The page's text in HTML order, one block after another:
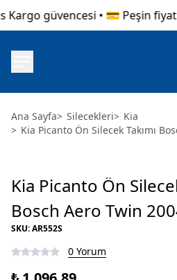
güvencesi • 💳 Peşin
Ana Sayfa> Silecekleri> Kia
> Kia Picanto Ön Silecek Takımı
Kia Picanto Ön
Bosch Aero Twin
SKU:AR552S
0 Yorum